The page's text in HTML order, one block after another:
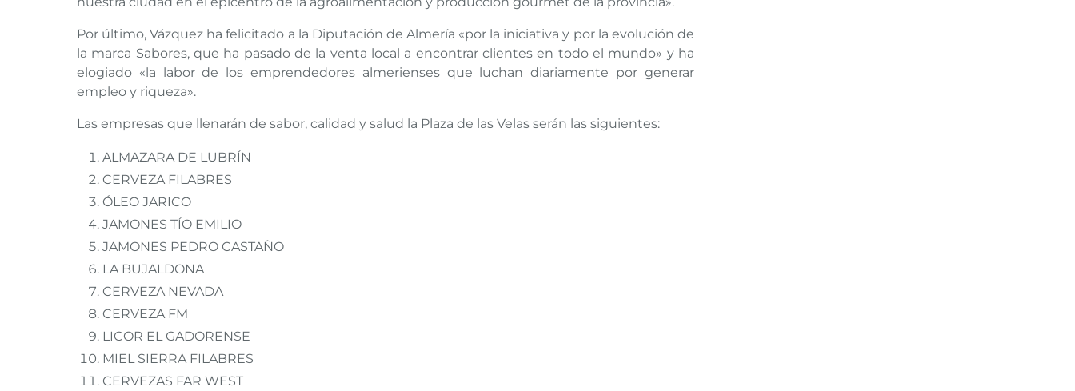
Por último, Vázquez ha felicitado a la Diputación de Almería «por la iniciativa y por la evolución de
la marca Sabores, que ha pasado de la venta local a encontrar clientes en todo el mundo» y ha
elogiado «la labor de los emprendedores almerienses que luchan diariamente por generar
empleo y riqueza».
Las empresas que llenarán de sabor, calidad y salud la Plaza de las Velas serán las siguientes:
ALMAZARA DE LUBRÍN
CERVEZA FILABRES
ÓLEO JARICO
JAMONES TÍO EMILIO
JAMONES PEDRO CASTAÑO
LA BUJALDONA
CERVEZA NEVADA
CERVEZA FM
LICOR EL GADORENSE
MIEL SIERRA FILABRES
CERVEZAS FAR WEST